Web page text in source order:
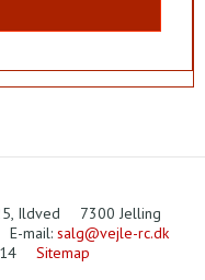
Ildved
7300 Jelling
E-mail: salg@vejle-rc.dk
Sitemap